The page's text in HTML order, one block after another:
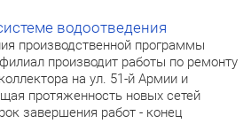
водоотведения
производственной программы
производит работы по ремонту
на ул. 51-й Армии и
протяженность новых сетей
завершения работ - конец